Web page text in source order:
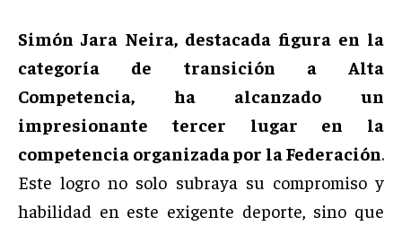
Simón Jara Neira, destacada figura en la
categoría de transición a Alta
Competencia, ha alcanzado un
impresionante tercer lugar en la
competencia organizada por la Federación.
Este logro no solo subraya su compromiso y
habilidad en este exigente deporte, sino que